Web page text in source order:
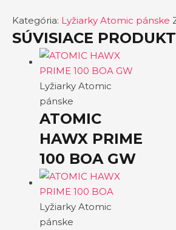
Kategória: Lyžiarky Atomic pánske
SÚVISIACE
Lyžiarky Atomic
pánske
ATOMIC
HAWX PRIME
100 BOA GW
Lyžiarky Atomic
pánske